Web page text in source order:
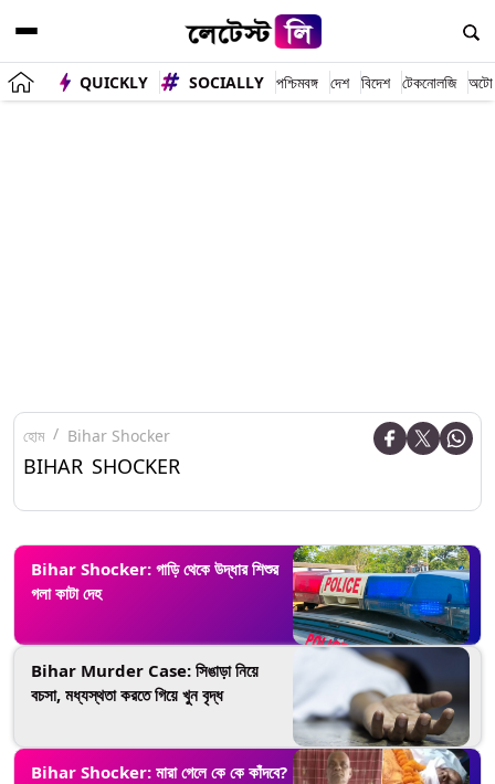
QUICKLY SOCIALLY পশ্চিমবঙ্গ দেশ বিদেশ টেকনোলজি অটো
হোম Bihar Shocker
BIHAR SHOCKER
Bihar Shocker: গাড়ি থেকে উদ্ধার শিশুর
গলা কাটা দেহ
Bihar Murder Case: সিঙাড়া নিয়ে
বচসা, মধ্যস্থতা করতে গিয়ে খুন বৃদ্ধ
Bihar Shocker: মারা গেলে কে কে কাঁদবে?